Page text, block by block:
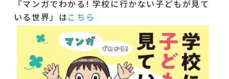
『マンガでわかる! 学校に行かない子どもが見て
いる世界』はこちら